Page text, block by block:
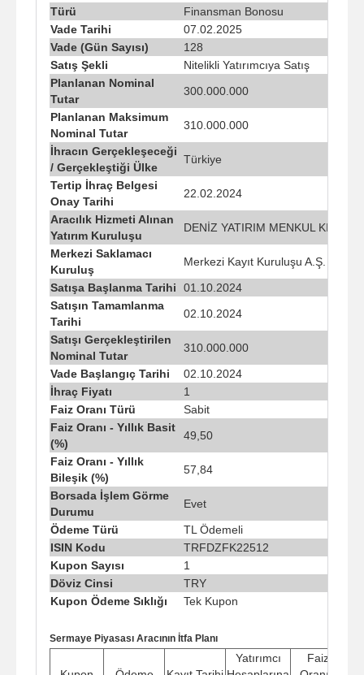
Türü
Finansman Bonosu
Vade Tarihi
07.02.2025
Vade (Gün Sayısı)
128
Satış Şekli
Nitelikli Yatırımcıya Satış
Planlanan Nominal
Tutar
300.000.000
Planlanan Maksimum
Nominal Tutar
310.000.000
İhracın Gerçekleşeceği
/ Gerçekleştiği Ülke
Türkiye
Tertip İhraç Belgesi
Onay Tarihi
22.02.2024
Aracılık Hizmeti Alınan
Yatırım Kuruluşu
DENİZ YATIRIM MENKUL
Merkezi Saklamacı
Kuruluş
Merkezi Kayıt Kuruluşu A.Ş.
Satışa Başlanma Tarihi
01.10.2024
Satışın Tamamlanma
Tarihi
02.10.2024
Satışı Gerçekleştirilen
Nominal Tutar
310.000.000
Vade Başlangıç Tarihi
02.10.2024
İhraç Fiyatı
1
Faiz Oranı Türü
Sabit
Faiz Oranı - Yıllık Basit
(%)
49,50
Faiz Oranı - Yıllık
Bileşik (%)
57,84
Borsada İşlem Görme
Durumu
Evet
Ödeme Türü
TL Ödemeli
ISIN Kodu
TRFDZFK22512
Kupon Sayısı
1
Döviz Cinsi
TRY
Kupon Ödeme Sıklığı
Tek Kupon
Sermaye Piyasası Aracının İtfa Planı
Yatırımcı
Faiz